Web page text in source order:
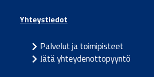
Yhteystiedot
Palvelut ja toimipisteet
Jätä yhteydenottopyyntö